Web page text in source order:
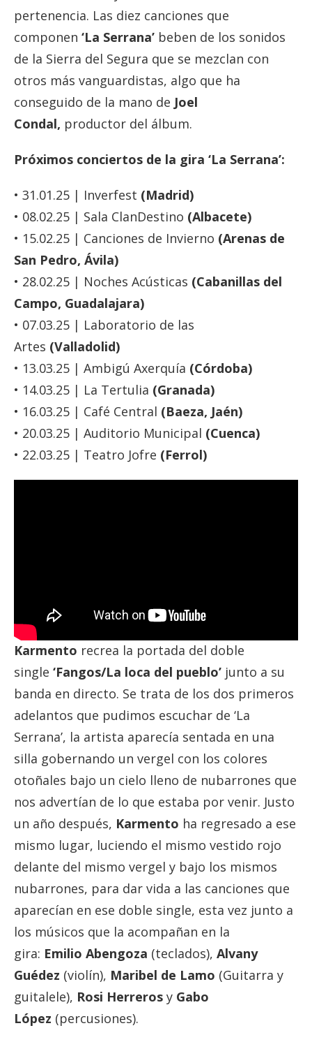
pertenencia. Las diez canciones que
componen ‘La Serrana’ beben de los sonidos
de la Sierra del Segura que se mezclan con
otros más vanguardistas, algo que ha
conseguido de la mano de Joel
Condal, productor del álbum.
Próximos conciertos de la gira ‘La Serrana’:
• 31.01.25 | Inverfest (Madrid)
• 08.02.25 | Sala ClanDestino (Albacete)
• 15.02.25 | Canciones de Invierno (Arenas de
San Pedro, Ávila)
• 28.02.25 | Noches Acústicas (Cabanillas del
Campo, Guadalajara)
• 07.03.25 | Laboratorio de las
Artes (Valladolid)
• 13.03.25 | Ambigú Axerquía (Córdoba)
• 14.03.25 | La Tertulia (Granada)
• 16.03.25 | Café Central (Baeza, Jaén)
• 20.03.25 | Auditorio Municipal (Cuenca)
• 22.03.25 | Teatro Jofre (Ferrol)
Karmento recrea la portada del doble
single ‘Fangos/La loca del pueblo’ junto a su
banda en directo. Se trata de los dos primeros
adelantos que pudimos escuchar de ‘La
Serrana’, la artista aparecía sentada en una
silla gobernando un vergel con los colores
otoñales bajo un cielo lleno de nubarrones que
nos advertían de lo que estaba por venir. Justo
un año después, Karmento ha regresado a ese
mismo lugar, luciendo el mismo vestido rojo
delante del mismo vergel y bajo los mismos
nubarrones, para dar vida a las canciones que
aparecían en ese doble single, esta vez junto a
los músicos que la acompañan en la
gira: Emilio Abengoza (teclados), Alvany
Guédez (violín), Maribel de Lamo (Guitarra y
guitalele), Rosi Herreros y Gabo
López (percusiones).